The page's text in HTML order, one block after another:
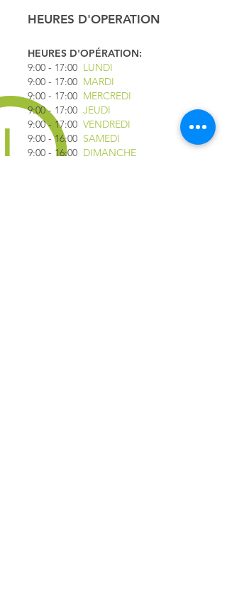
HEURES D'OPERATION
HEURES D'OPÉRATION:
9:00 - 17:00 LUNDI
9:00 - 17:00 MARDI
9:00 - 17:00 MERCREDI
9:00 - 17:00 JEUDI
9:00 - 17:00 VENDREDI
9:00 - 16:00 SAMEDI
9:00 - 16:00 DIMANCHE